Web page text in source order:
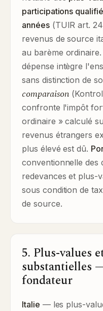
participations
années(TUIR art.
revenus de source
au barème ordinaire.
dépense intègre
sans distinction de
comparaison
confronte l'impôt
ordinaire » calculé
revenus étrangers
plus élevé est dû.
conventionnelle des
redevances et plus-
sous condition de
de source.
5. Plus-values
substantielles
fondateur
Italie — les plus-